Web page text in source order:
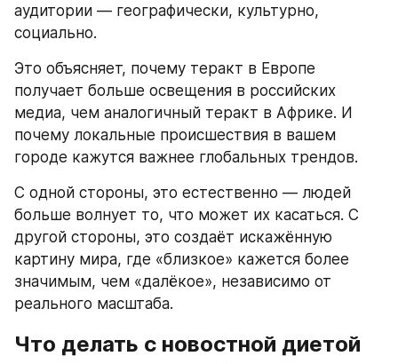
аудитории — географически, культурно,
социально.
Это объясняет, почему теракт в Европе
получает больше освещения в российских
медиа, чем аналогичный теракт в Африке. И
почему локальные происшествия в вашем
городе кажутся важнее глобальных трендов.
С одной стороны, это естественно — людей
больше волнует то, что может их касаться. С
другой стороны, это создаёт искажённую
картину мира, где «близкое» кажется более
значимым, чем «далёкое», независимо от
реального масштаба.
Что делать с новостной диетой